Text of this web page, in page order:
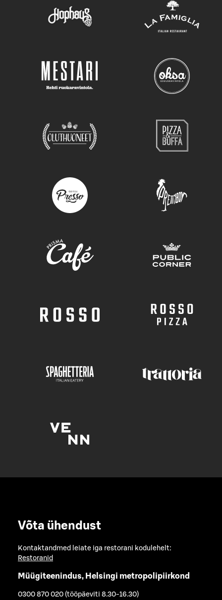
Võta ühendust
Kontaktandmed leiate iga restorani kodulehelt:
Restoranid
Müügiteenindus, Helsingi metropolipiirkond
0300 870 020 (tööpäeviti 8.30-16.30)